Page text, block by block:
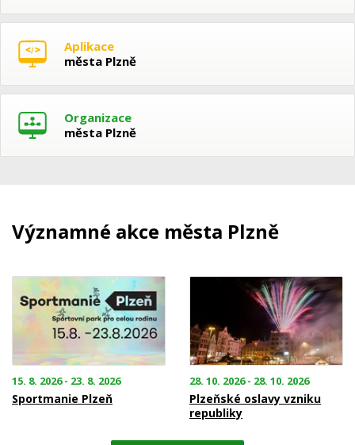
Aplikace
města Plzně
Organizace
města Plzně
Významné akce města Plzně
15. 8. 2026 - 23. 8. 2026
Sportmanie Plzeň
28. 10. 2026 - 28. 10. 2026
Plzeňské oslavy vzniku
republiky